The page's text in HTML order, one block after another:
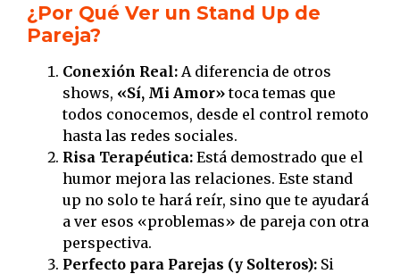
¿Por Qué Ver un Stand Up de
Pareja?
Conexión Real: A diferencia de otros
shows, «Sí, Mi Amor»toca temas que
todos conocemos, desde el control remoto
hasta las redes sociales.
Risa Terapéutica: Está demostrado que el
humor mejora las relaciones. Este stand
up no solo te hará reír, sino que te ayudará
a ver esos «problemas» de pareja con otra
perspectiva.
Perfecto para Parejas (y Solteros): Si